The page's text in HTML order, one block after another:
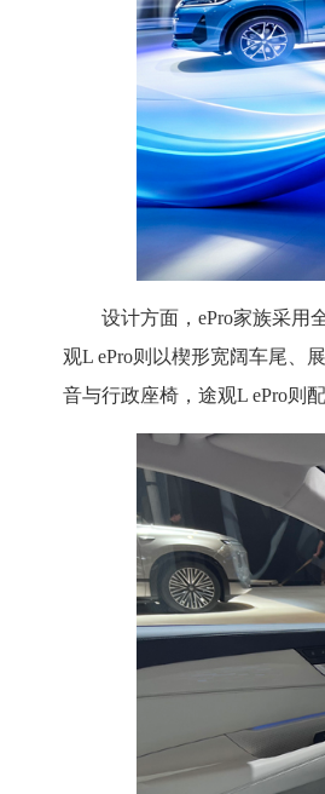
设计方面，ePro家族采用
观L ePro则以楔形宽阔车尾、
音与行政座椅，途观L ePro则